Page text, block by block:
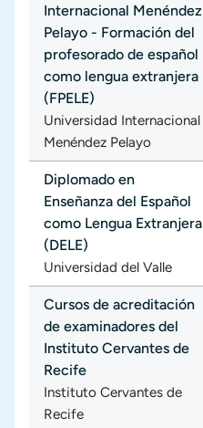
Internacional Menéndez
Pelayo - Formación del
profesorado de español
como lengua extranjera
(FPELE)
Universidad Internacional
Menéndez Pelayo
Diplomado en
Enseñanza del Español
como Lengua Extranjera
(DELE)
Universidad del Valle
Cursos de acreditación
de examinadores del
Instituto Cervantes de
Recife
Instituto Cervantes de
Recife